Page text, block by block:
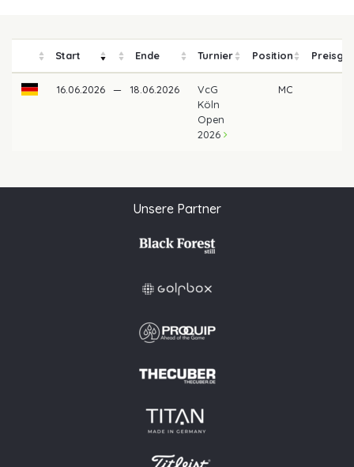
Start Ende Turnier Position
16.06.2026 — 18.06.2026
VcG
Köln
Open
2026
MC
Unsere Partner